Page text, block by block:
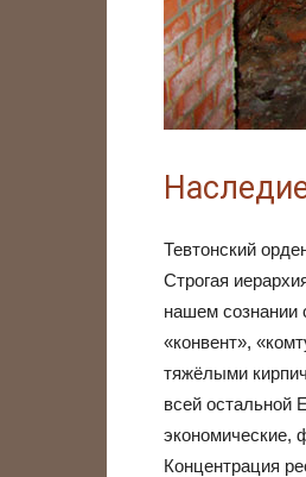
Тевтонский
Строгая
нашем сознании
«конвент»,
тяжёлыми
всей остальной
экономические,
Концентрация